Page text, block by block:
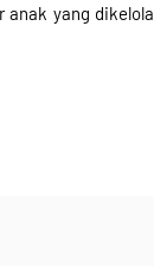
anak yang dikelola